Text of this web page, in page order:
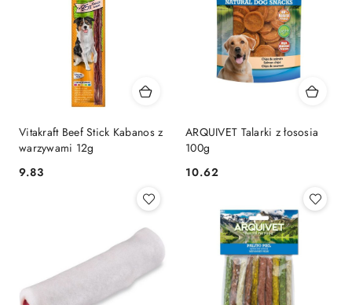
Vitakraft Beef Stick Kabanos z
warzywami 12g
Cena:
9.83
ARQUIVET Talarki z łososia
100g
Cena:
10.62